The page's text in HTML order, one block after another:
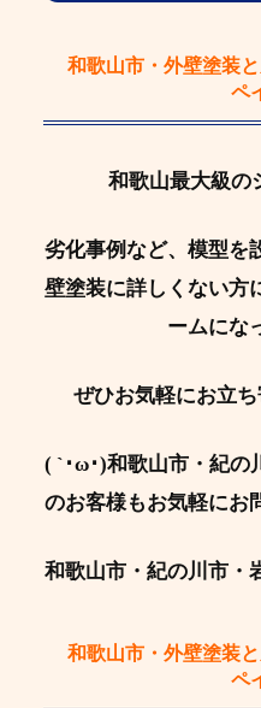
和歌山市・外壁塗装
ペ
和歌山最大級の
劣化事例など、模型を
壁塗装に詳しくない方
ームにな
ぜひお気軽にお立
( `･ω･)和歌山市・紀の
のお客様もお気軽にお
和歌山市・紀の川市・
和歌山市・外壁塗装
ペ